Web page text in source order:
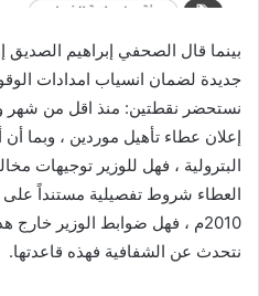
بينما قال الصحفي إبراهيم
جديدة لضمان انسياب امدادات
إعلان عطاء تأهيل موردين ، وبما
البترولية ، فهل للوزير توجيهات
العطاء شروط تفصيلية مستنداً على
2010م ، فهل ضوابط الوزير
نتحدث عن الشفافية فهذه قاعدتها.